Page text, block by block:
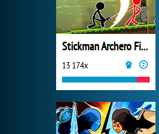
Stickman Archero Fight
13 174x